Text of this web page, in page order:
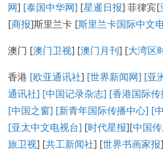
网] [泰国中华网] [星暹日报] 菲律宾[
[商报]斯里兰卡 [斯里兰卡国际中文
澳门 [澳门卫视] [澳门月刊] [大湾区
香港 [欧亚通讯社] [世界新闻网] [亚
通讯社] [中国记录杂志] [香港国际
[中国之窗] [新青年国际传播中心] [
[亚太中文电视台] [时代星报][中国
旅卫视] [共工新闻社] [世界书画家报